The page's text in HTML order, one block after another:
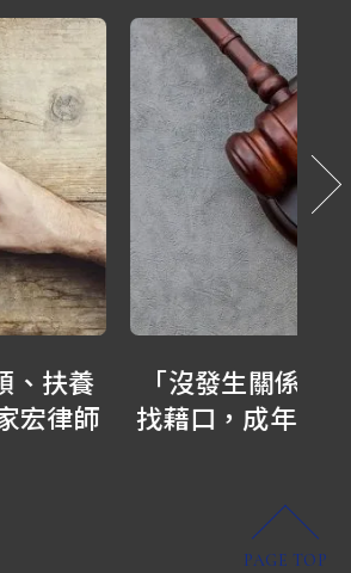
算背叛？」爸爸外遇
兒能告小三求償嗎？-
PAGE TOP